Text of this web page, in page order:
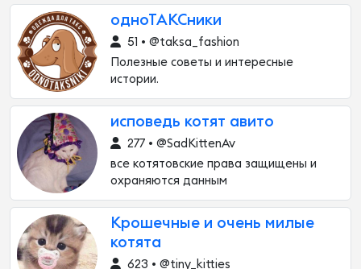
одноТАКСники
51 • @taksa_fashion
Полезные советы и интересные
истории.
исповедь котят авито
277 • @SadKittenAv
все котятовские права защищены и
охраняются данным
Крошечные и очень милые
котята
623 • @tiny_kitties